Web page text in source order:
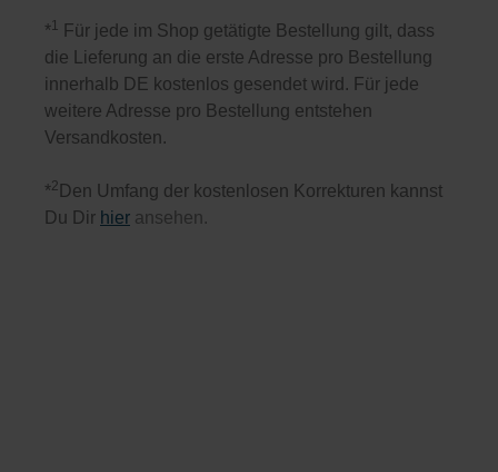
*1 Für jede im Shop getätigte Bestellung gilt, dass
die Lieferung an die erste Adresse pro Bestellung
innerhalb DE kostenlos gesendet wird. Für jede
weitere Adresse pro Bestellung entstehen
Versandkosten.
*2 Den Umfang der kostenlosen Korrekturen kannst
Du Dir hier ansehen.